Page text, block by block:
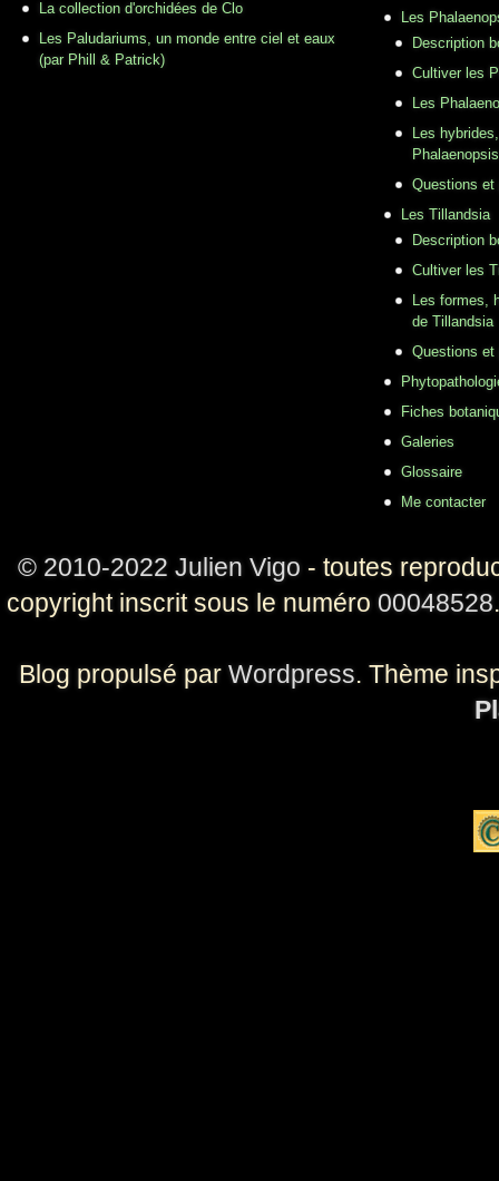
La collection d'orchidées de Clo
Les Paludariums, un monde entre ciel et eaux
(par Phill & Patrick)
Les
Description
Cultiver les
Les
Les
Phalaenopsis
Questions et
Les Tillandsia
Description
Cultiver les
Les formes,
de Tillandsia
Questions et
Fiches
Galeries
Glossaire
Me contacter
© 2010-2022 Julien Vigo - toutes
copyright inscrit sous le numéro 00048528
Blog propulsé par Wordpress. Thème